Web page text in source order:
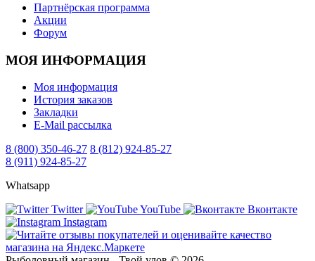
Партнёрская программа
Акции
Форум
МОЯ ИНФОРМАЦИЯ
Моя информация
История заказов
Закладки
E-Mail рассылка
8 (800) 350-46-27 8 (812) 924-85-27
8 (911) 924-85-27
Whatsapp
Twitter
YouTube
Вконтакте
Instagram